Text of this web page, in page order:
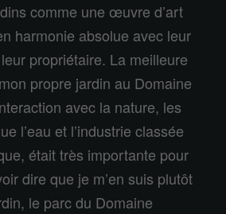
comme une œuvre d’art
harmonie absolue avec leur
propriétaire. La meilleure
propre jardin au Domaine
avec la nature, les
l’eau et l’industrie classée
était très importante pour
dire que je m’en suis plutôt
le parc du Domaine